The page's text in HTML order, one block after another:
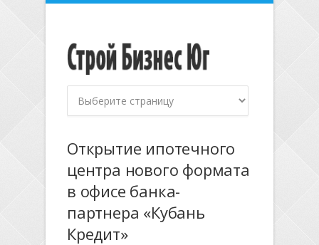
Открытие ипотечного
центра нового формата
в офисе банка-
партнера «Кубань
Кредит»